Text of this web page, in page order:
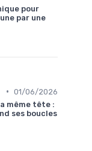
pour
par une
• 01/06/2026
même tête :
ses boucles